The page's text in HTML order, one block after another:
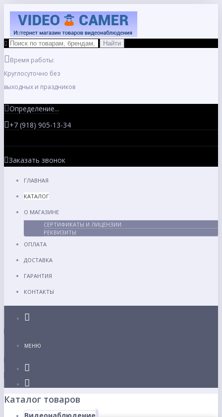
Время работы:
Круглосуточно без
выходных и праздников
Определение...
+7 (918) 905-13-34
Заказать звонок
ГЛАВНАЯ
КАТАЛОГ
О МАГАЗИНЕ
СЕРТИФИКАТЫ И ЛИЦЕНЗИИ
РЕКВИЗИТЫ
ОПЛАТА
ДОСТАВКА
ГАРАНТИЯ
КОНТАКТЫ
МЕНЮ
Каталог товаров